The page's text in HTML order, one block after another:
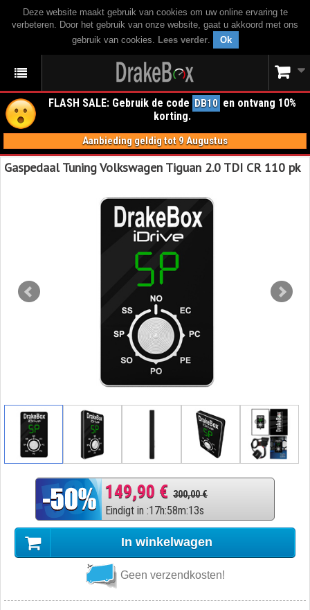
Deze website maakt gebruik van cookies om uw online ervaring te
verbeteren. Door het gebruik van onze website, gaat u akkoord met ons
gebruik van cookies. Lees verder. Ok
FLASH SALE: Gebruik de code DB10 en ontvang 10%
korting.
Aanbieding geldig tot 9 Augustus
Gaspedaal Tuning Volkswagen Tiguan 2.0 TDI CR 110 pk
149,90 € 300,00 €
Eindigt in :17h:58m:12s
In winkelwagen
Geen verzendkosten!